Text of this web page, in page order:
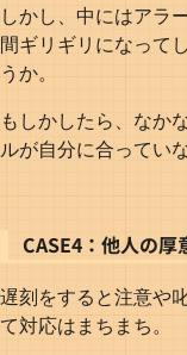
しかし、中にはアラ
間ギリギリになって
うか。
もしかしたら、なか
ルが自分に合ってい
CASE4：他人の
遅刻をすると注意や
て対応はまちまち。